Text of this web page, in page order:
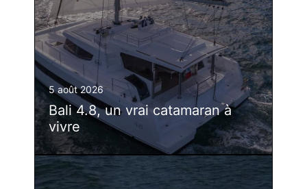
5 août 2026
Bali 4.8, un vrai catamaran à
vivre